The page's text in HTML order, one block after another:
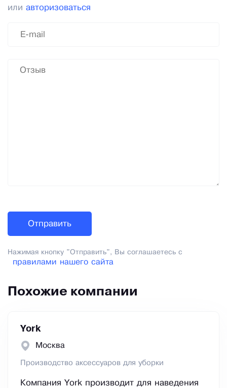
или авторизоваться
Нажимая кнопку "Отправить", Вы соглашаетесь с
правилами нашего сайта
Похожие компании
York
Москва
Производство аксессуаров для уборки
Компания York производит для наведения